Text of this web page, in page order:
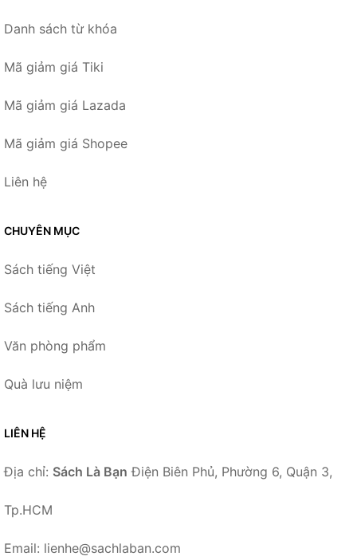
Danh sách từ khóa
Mã giảm giá Tiki
Mã giảm giá Lazada
Mã giảm giá Shopee
Liên hệ
CHUYÊN MỤC
Sách tiếng Việt
Sách tiếng Anh
Văn phòng phẩm
Quà lưu niệm
LIÊN HỆ
Địa chỉ: Sách Là Bạn Điện Biên Phủ, Phường 6, Quận 3,
Tp.HCM
Email: lienhe@sachlaban.com